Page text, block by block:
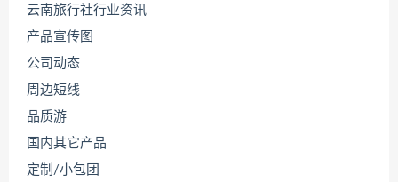
云南旅行社行业资讯
产品宣传图
公司动态
周边短线
品质游
国内其它产品
定制/小包团